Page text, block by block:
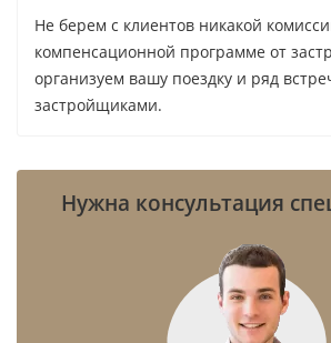
привлекать покупателя
интерьерами и схемами
нельзя переплачивать
сложившийся район.
сбор, историю платежей,
квартире и условия
объект уже сдан арендатору.
Не берем с клиентов никакой
компенсационной программе от
организуем вашу поездку и ряд
застройщиками.
Нужна консультация